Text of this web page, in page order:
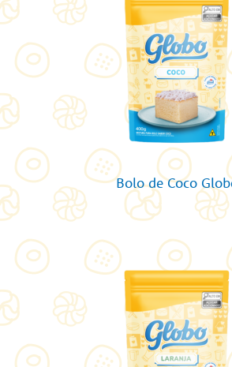
Bolo de Coco